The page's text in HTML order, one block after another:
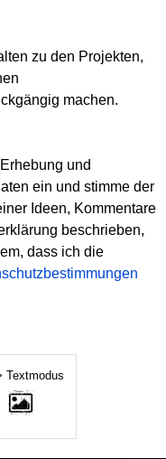
zu den Projekten,
machen.
und
ein und stimme der
Ideen, Kommentare
beschrieben,
dass ich die
Textmodus